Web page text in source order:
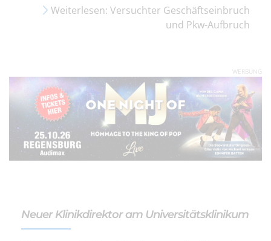
Weiterlesen: Versuchter Geschäftseinbruch
und Pkw-Aufbruch
WERBUNG
Neuer Klinikdirektor am Universitätsklinikum